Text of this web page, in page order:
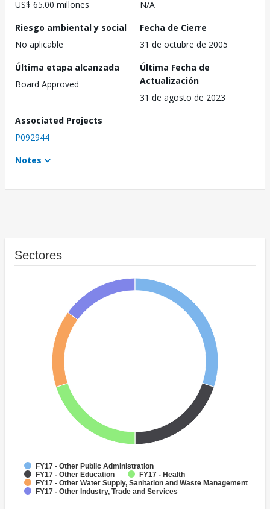
US$ 65.00 millones
N/A
Riesgo ambiental y social
No aplicable
Fecha de Cierre
31 de octubre de 2005
Última etapa alcanzada
Board Approved
Última Fecha de
Actualización
31 de agosto de 2023
Associated Projects
P092944
Notes
Sectores
FY17 - Other Public Administration
FY17 - Other Education
FY17 - Health
FY17 - Other Water Supply, Sanitation and Waste Management
FY17 - Other Industry, Trade and Services